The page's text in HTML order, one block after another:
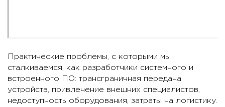
Практические проблемы, с которыми мы
сталкиваемся, как разработчики системного и
встроенного ПО: трансграничная передача
устройств, привлечение внешних специалистов,
недоступность оборудования, затраты на логистику.